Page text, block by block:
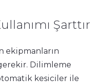
Şarttır
ekipmanların
Dilimleme
kesiciler ile